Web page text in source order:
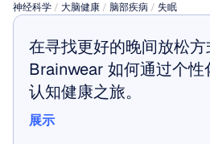
神经科学 / 大脑健康 / 脑部疾病 / 失眠
在寻找更好的晚间放松
Brainwear 如何通过个性
认知健康之旅。
展示